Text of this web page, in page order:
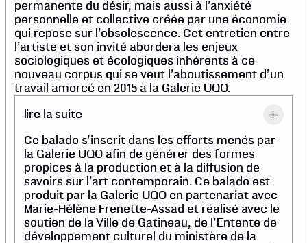
permanente du désir, mais aussi à l’anxiété
personnelle et collective créée par une économie
qui repose sur l’obsolescence. Cet entretien entre
l’artiste et son invité abordera les enjeux
sociologiques et écologiques inhérents à ce
nouveau corpus qui se veut l’aboutissement d’un
travail amorcé en 2015 à la Galerie UQO.
lire la suite
Ce balado s’inscrit dans les efforts menés par
la Galerie UQO afin de générer des formes
propices à la production et à la diffusion de
savoirs sur l’art contemporain. Ce balado est
produit par la Galerie UQO en partenariat avec
Marie-Hélène Frenette-Assad et réalisé avec le
soutien de la Ville de Gatineau, de l’Entente de
développement culturel du ministère de la